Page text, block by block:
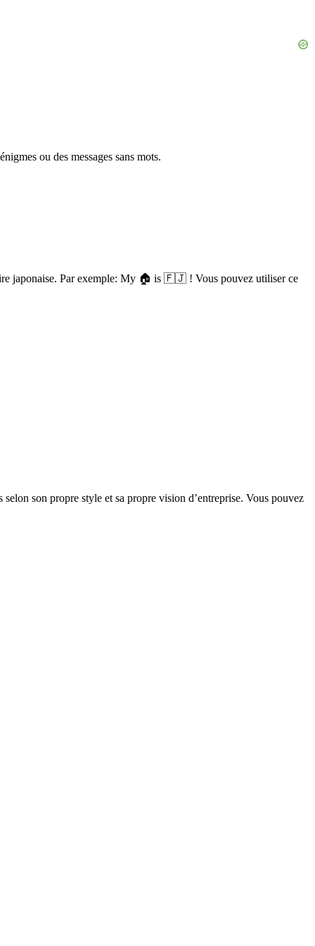
ou des messages sans mots.
japonaise. Par exemple: My 🏠 is 🇫🇯 ! Vous pouvez utiliser ce
son propre style et sa propre vision d’entreprise. Vous pouvez